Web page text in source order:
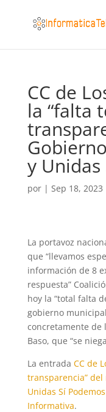
CC de
la “falta
y Unidas
por | Sep 18, 2023
La portavoz
que “llevamos
información de 8
respuesta”
hoy la “total falta
gobierno
concretamente de
Baso, que “se
La entrada CC de
transparencia” del
Unidas Sí Podemos
Informativa.